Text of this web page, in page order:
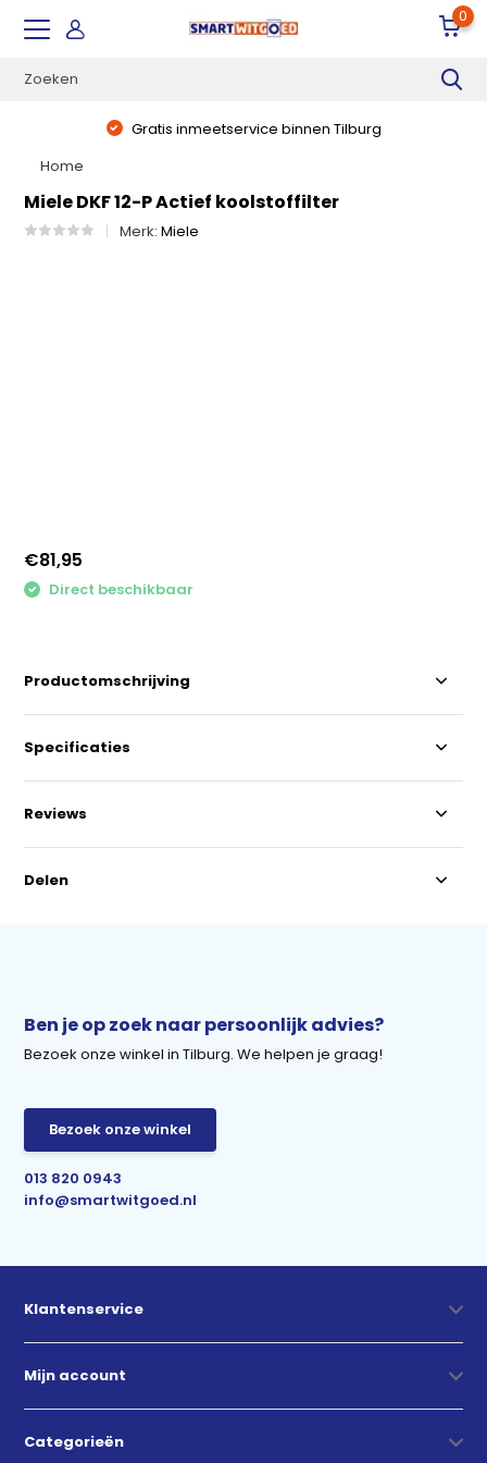
0
Gratis inmeetservice binnen Tilburg
Home
Miele DKF 12-P Actief koolstoffilter
Merk:Miele
€81,95
Direct beschikbaar
Productomschrijving
Specificaties
Reviews
Delen
Ben je op zoek naar persoonlijk advies?
Bezoek onze winkel in Tilburg. We helpen je graag!
Bezoek onze winkel
013 820 0943
info@smartwitgoed.nl
Klantenservice
Mijn account
Categorieën